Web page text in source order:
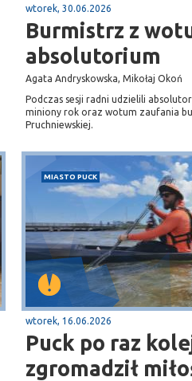
wtorek, 30.06.2026
Burmistrz z
absolutorium
Agata Andryskowska, Mikołaj Okoń
Podczas sesji radni udzielili
miniony rok oraz wotum zaufania
Pruchniewskiej.
MIASTO PUCK
wtorek, 16.06.2026
Puck po raz
zgromadził
Puck
Przystań, molo